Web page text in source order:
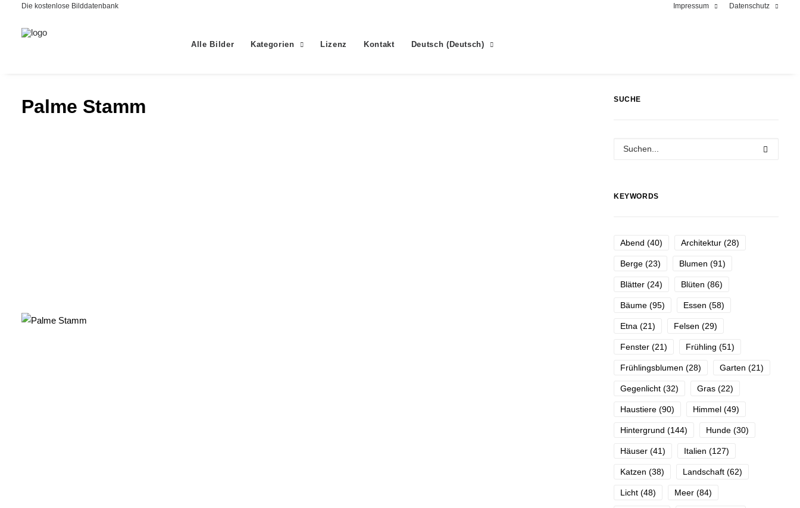
Die kostenlose Bilddatenbank Impressum Datenschutz
Alle Bilder Kategorien Lizenz Kontakt Deutsch (Deutsch)
Palme Stamm SUCHE
KEYWORDS
Abend (40) Architektur (28)
Berge (23) Blumen (91)
Blätter (24) Blüten (86)
Bäume (95) Essen (58)
Etna (21) Felsen (29)
Fenster (21) Frühling (51)
Frühlingsblumen (28) Garten (21)
Gegenlicht (32) Gras (22)
Haustiere (90) Himmel (49)
Hintergrund (144) Hunde (30)
Häuser (41) Italien (127)
Katzen (38) Landschaft (62)
Licht (48) Meer (84)